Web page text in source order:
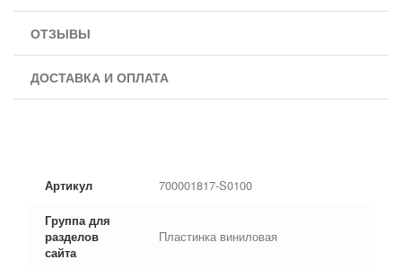
ОТЗЫВЫ
ДОСТАВКА И ОПЛАТА
Артикул 700001817-S0100
Группа для
разделов
сайта
Пластинка виниловая